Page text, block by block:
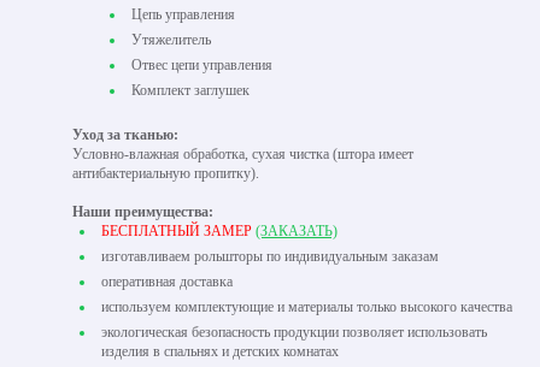
Цепь управления
Утяжелитель
Отвес цепи управления
Комплект заглушек
Уход за тканью:
Условно-влажная обработка, сухая чистка (штора имеет
антибактериальную пропитку).
Наши преимущества:
БЕСПЛАТНЫЙ ЗАМЕР (ЗАКАЗАТЬ)
изготавливаем рольшторы по индивидуальным заказам
оперативная доставка
используем комплектующие и материалы только высокого качества
экологическая безопасность продукции позволяет использовать
изделия в спальнях и детских комнатах